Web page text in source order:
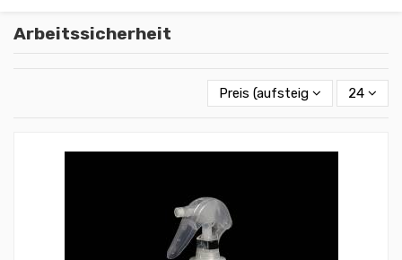
Arbeitssicherheit
Preis (aufsteigend) 24